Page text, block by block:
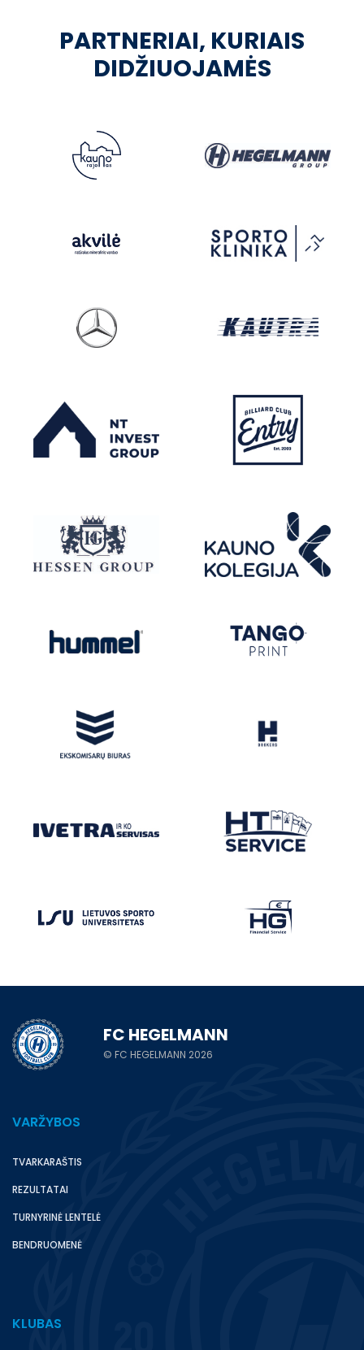
PARTNERIAI, KURIAIS
DIDŽIUOJAMĖS
FC HEGELMANN
© FC HEGELMANN 2026
VARŽYBOS
TVARKARAŠTIS
REZULTATAI
TURNYRINĖ LENTELĖ
BENDRUOMENĖ
KLUBAS